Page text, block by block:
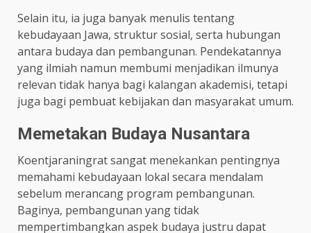
Selain itu, ia juga banyak menulis tentang
kebudayaan Jawa, struktur sosial, serta hubungan
antara budaya dan pembangunan. Pendekatannya
yang ilmiah namun membumi menjadikan ilmunya
relevan tidak hanya bagi kalangan akademisi, tetapi
juga bagi pembuat kebijakan dan masyarakat umum.
Memetakan Budaya Nusantara
Koentjaraningrat sangat menekankan pentingnya
memahami kebudayaan lokal secara mendalam
sebelum merancang program pembangunan.
Baginya, pembangunan yang tidak
mempertimbangkan aspek budaya justru dapat